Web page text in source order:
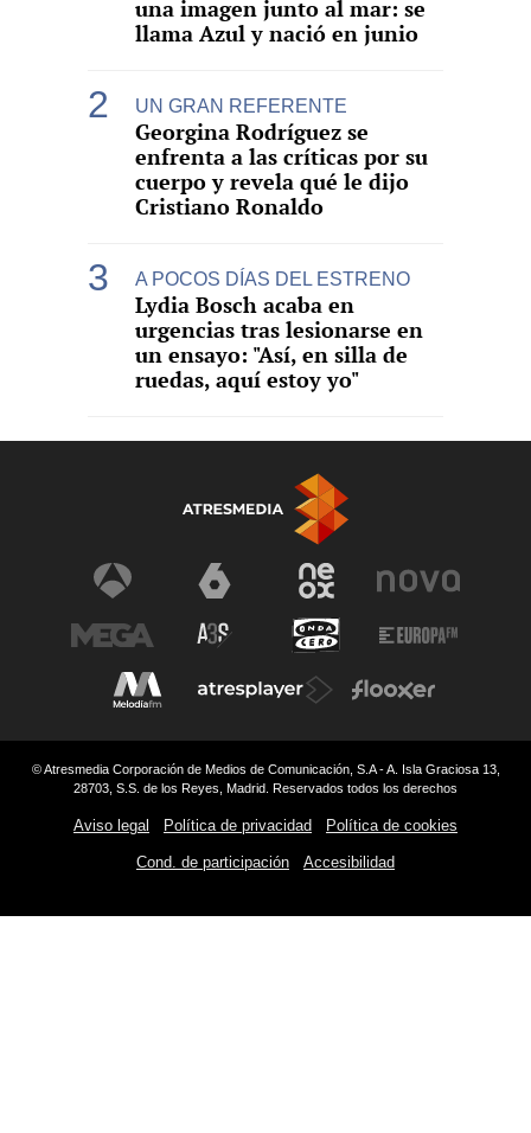
una imagen junto al mar: se
llama Azul y nació en junio
UN GRAN REFERENTE
Georgina Rodríguez se
enfrenta a las críticas por su
cuerpo y revela qué le dijo
Cristiano Ronaldo
A POCOS DÍAS DEL ESTRENO
Lydia Bosch acaba en
urgencias tras lesionarse en
un ensayo: "Así, en silla de
ruedas, aquí estoy yo"
© Atresmedia Corporación de Medios de Comunicación, S.A - A. Isla Graciosa 13,
28703, S.S. de los Reyes, Madrid. Reservados todos los derechos
Aviso legal Política de privacidad Política de cookies
Cond. de participación Accesibilidad